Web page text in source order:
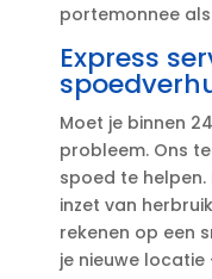
portemonnee
Express
Moet je binnen
probleem.​ Ons
spoed te helpen.​
inzet van
rekenen op een
je nieuwe